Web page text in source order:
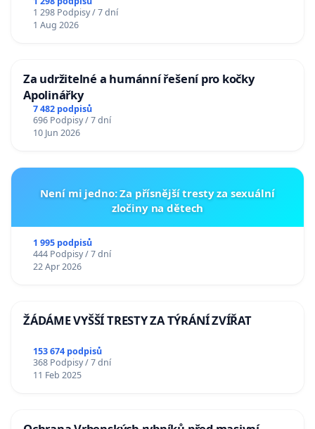
1 298 Podpisy / 7 dní
1 Aug 2026
Za udržitelné a humánní řešení pro kočky
Apolinářky
7 482 podpisů
696 Podpisy / 7 dní
10 Jun 2026
Není mi jedno: Za přísnější tresty za sexuální
zločiny na dětech
1 995 podpisů
444 Podpisy / 7 dní
22 Apr 2026
ŽÁDÁME VYŠŠÍ TRESTY ZA TÝRÁNÍ ZVÍŘAT
153 674 podpisů
368 Podpisy / 7 dní
11 Feb 2025